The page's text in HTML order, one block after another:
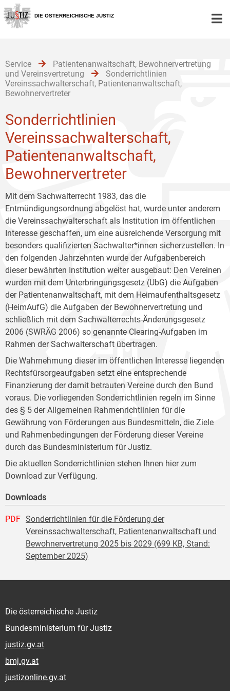
Zur
Hauptnavigation
[1]
Zum
Inhalt
[2]
Zum
Untermenü
[3]
DIE ÖSTERREICHISCHE JUSTIZ
Service
Patientenanwaltschaft, Bewohnervertretung
und Vereinsvertretung
Sonderrichtlinien
Vereinssachwalterschaft, Patientenanwaltschaft,
Bewohnervertreter
Sonderrichtlinien
Vereinssachwalterschaft,
Patientenanwaltschaft,
Bewohnervertreter
Mit dem Sachwalterrecht 1983, das die
Entmündigungsordnung abgelöst hat, wurde unter anderem
die Vereinssachwalterschaft als Institution im öffentlichen
Interesse geschaffen, um eine ausreichende Versorgung mit
besonders qualifizierten Sachwalter*innen sicherzustellen. In
den folgenden Jahrzehnten wurde der Aufgabenbereich
dieser bewährten Institution weiter ausgebaut: Den Vereinen
wurden mit dem Unterbringungsgesetz (UbG) die Aufgaben
der Patientenanwaltschaft, mit dem Heimaufenthaltsgesetz
(HeimAufG) die Aufgaben der Bewohnervertretung und
schließlich mit dem Sachwalterrechts-Änderungsgesetz
2006 (SWRÄG 2006) so genannte Clearing-Aufgaben im
Rahmen der Sachwalterschaft übertragen.
Die Wahrnehmung dieser im öffentlichen Interesse liegenden
Rechtsfürsorgeaufgaben setzt eine entsprechende
Finanzierung der damit betrauten Vereine durch den Bund
voraus. Die vorliegenden Sonderrichtlinien regeln im Sinne
des § 5 der Allgemeinen Rahmenrichtlinien für die
Gewährung von Förderungen aus Bundesmitteln, die Ziele
und Rahmenbedingungen der Förderung dieser Vereine
durch das Bundesministerium für Justiz.
Die aktuellen Sonderrichtlinien stehen Ihnen hier zum
Download zur Verfügung.
Downloads
PDF Sonderrichtlinien für die Förderung der
Vereinssachwalterschaft, Patientenanwaltschaft und
Bewohnervertretung 2025 bis 2029 (699 KB, Stand:
September 2025)
Die österreichische Justiz
Bundesministerium für Justiz
justiz.gv.at
bmj.gv.at
justizonline.gv.at